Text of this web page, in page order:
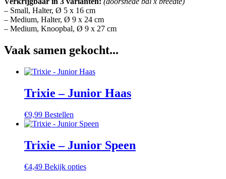
– Small, Halter, Ø 5 x 16 cm
– Medium, Halter, Ø 9 x 24 cm
– Medium, Knoopbal, Ø 9 x 27 cm
Vaak samen gekocht...
Trixie – Junior Haas
€9,99 Bestellen
Trixie – Junior Speen
€4,49 Bekijk optiesDit